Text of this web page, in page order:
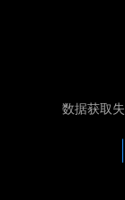
数据获取